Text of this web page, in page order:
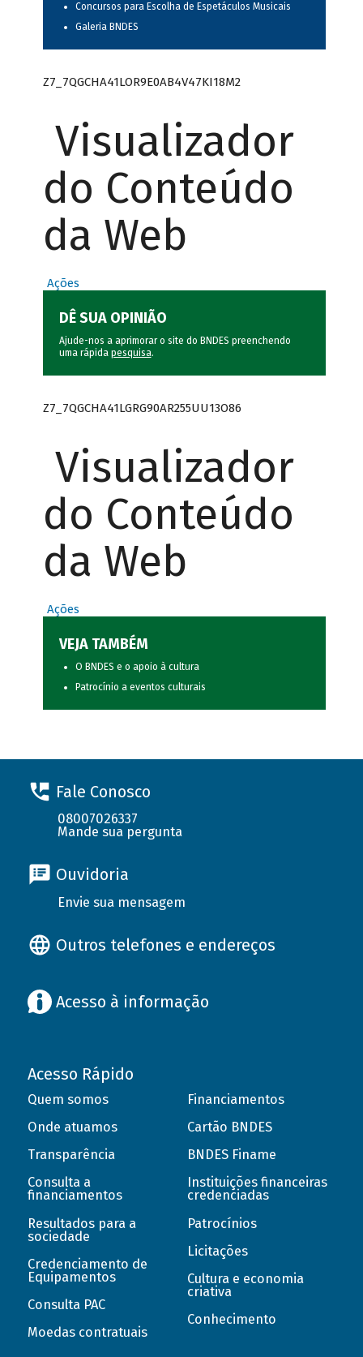
Concursos para Escolha de Espetáculos Musicais
Galeria BNDES
Z7_7QGCHA41LOR9E0AB4V47KI18M2
Visualizador
do Conteúdo
da Web
Ações
DÊ SUA OPINIÃO
Ajude-nos a aprimorar o site do BNDES preenchendo
uma rápida pesquisa.
Z7_7QGCHA41LGRG90AR255UU13O86
Visualizador
do Conteúdo
da Web
Ações
VEJA TAMBÉM
O BNDES e o apoio à cultura
Patrocínio a eventos culturais
Fale Conosco
08007026337
Mande sua pergunta
Ouvidoria
Envie sua mensagem
Outros telefones e endereços
Acesso à informação
Acesso Rápido
Quem somos
Onde atuamos
Transparência
Consulta a
financiamentos
Resultados para a
sociedade
Credenciamento de
Equipamentos
Consulta PAC
Moedas contratuais
Financiamentos
Cartão BNDES
BNDES Finame
Instituições financeiras
credenciadas
Patrocínios
Licitações
Cultura e economia
criativa
Conhecimento